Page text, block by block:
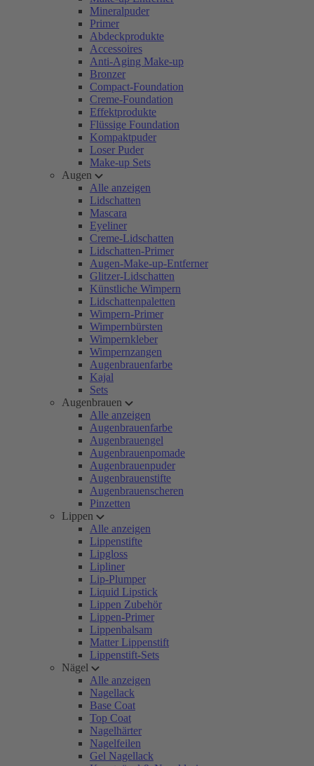
Mineralpuder
Primer
Abdeckprodukte
Accessoires
Anti-Aging Make-up
Bronzer
Compact-Foundation
Creme-Foundation
Effektprodukte
Flüssige Foundation
Kompaktpuder
Loser Puder
Make-up Sets
Augen
Alle anzeigen
Lidschatten
Mascara
Eyeliner
Creme-Lidschatten
Lidschatten-Primer
Augen-Make-up-Entferner
Glitzer-Lidschatten
Künstliche Wimpern
Lidschattenpaletten
Wimpern-Primer
Wimpernbürsten
Wimpernkleber
Wimpernzangen
Augenbrauenfarbe
Kajal
Sets
Augenbrauen
Alle anzeigen
Augenbrauenfarbe
Augenbrauengel
Augenbrauenpomade
Augenbrauenpuder
Augenbrauenstifte
Augenbrauenscheren
Pinzetten
Lippen
Alle anzeigen
Lippenstifte
Lipgloss
Lipliner
Lip-Plumper
Liquid Lipstick
Lippen Zubehör
Lippen-Primer
Lippenbalsam
Matter Lippenstift
Lippenstift-Sets
Nägel
Alle anzeigen
Nagellack
Base Coat
Top Coat
Nagelhärter
Nagelfeilen
Gel Nagellack